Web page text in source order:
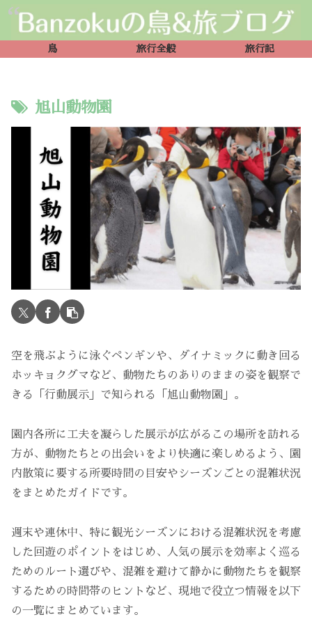
鳥 旅行全般 旅行記
旭山動物園
空を飛ぶように泳ぐペンギンや、ダイナミックに動き回る
ホッキョクグマなど、動物たちのありのままの姿を観察で
きる「行動展示」で知られる「旭山動物園」。
園内各所に工夫を凝らした展示が広がるこの場所を訪れる
方が、動物たちとの出会いをより快適に楽しめるよう、園
内散策に要する所要時間の目安やシーズンごとの混雑状況
をまとめたガイドです。
週末や連休中、特に観光シーズンにおける混雑状況を考慮
した回遊のポイントをはじめ、人気の展示を効率よく巡る
ためのルート選びや、混雑を避けて静かに動物たちを観察
するための時間帯のヒントなど、現地で役立つ情報を以下
の一覧にまとめています。